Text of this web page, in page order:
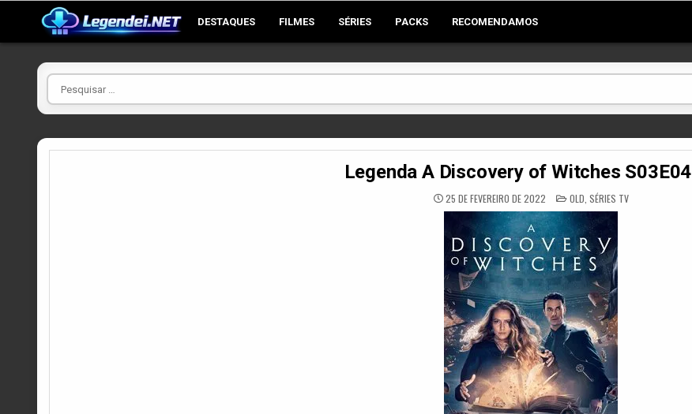
DESTAQUES FILMES SÉRIES PACKS RECOMENDAMOS
Pesquisar
por
Legenda A Discovery of Witches S03E04
25 DE FEVEREIRO DE 2022 POSTED
IN
OLD SÉRIES TV